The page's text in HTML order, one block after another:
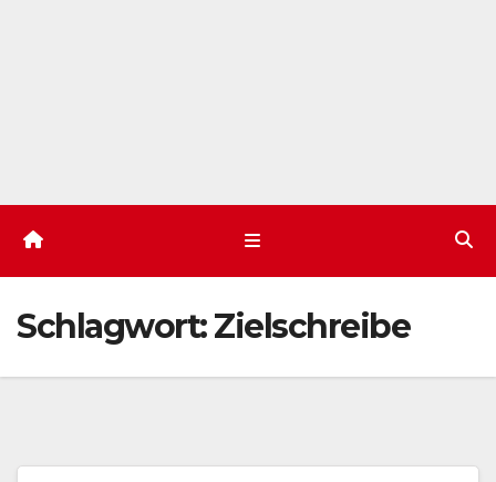
Schlagwort:Zielschreibe